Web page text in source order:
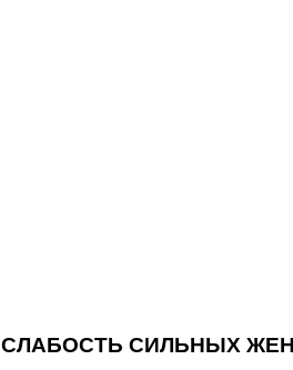
СЛАБОСТЬ СИЛЬНЫХ